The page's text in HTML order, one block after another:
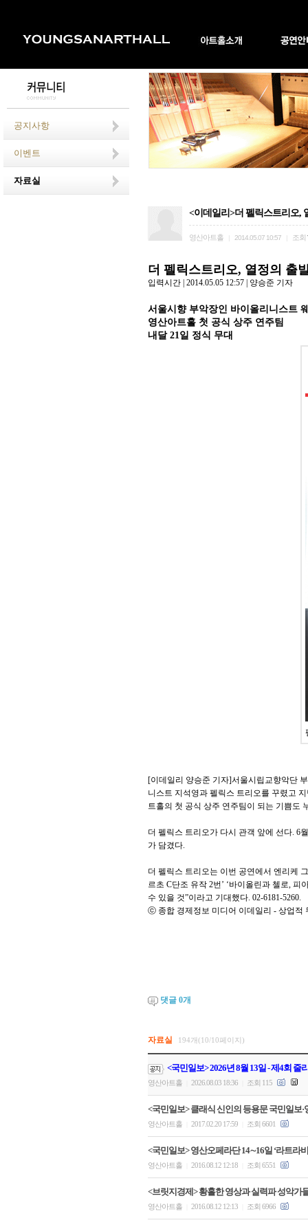
공지사항
이벤트
자료실
<이데일리>더 펠릭스트리오,
영산아트홀 2014.05.07 10:57 조회
더 펠릭스트리오, 열정의 출
입력시간 | 2014.05.05 12:57 | 양승준 기자
서울시향 부악장인 바이올리니스트
영산아트홀 첫 공식 상주 연주팀
내달 21일 정식 무대
[이데일리 양승준 기자]서울시립교향악단
니스트 지석영과 펠릭스 트리오를 꾸렸고
트홀의 첫 공식 상주 연주팀이 되는 기쁨도
더 펠릭스 트리오가 다시 관객 앞에 선다. 6
가 담겼다.
더 펠릭스 트리오는 이번 공연에서 엔리케
르초 C단조 유작 2번’ ‘바이올린과 첼로,
수 있을 것”이라고 기대했다. 02-6181-5260.
ⓒ 종합 경제정보 미디어 이데일리 - 상업적
댓글 0개
자료실 194개(10/10페이지)
<국민일보> 2026년 8월 13일 - 제4회
영산아트홀 2026.08.03 18:36 조회 115
<국민일보> 클래식 신인의 등용문 국민일보
영산아트홀 2017.02.20 17:59 조회 6601
<국민일보> 영산오페라단 14∼16일 ‘라트라
영산아트홀 2016.08.12 12:18 조회 6551
<브릿지경제> 황홀한 영상과 실력파 성악가
영산아트홀 2016.08.12 12:13 조회 6966